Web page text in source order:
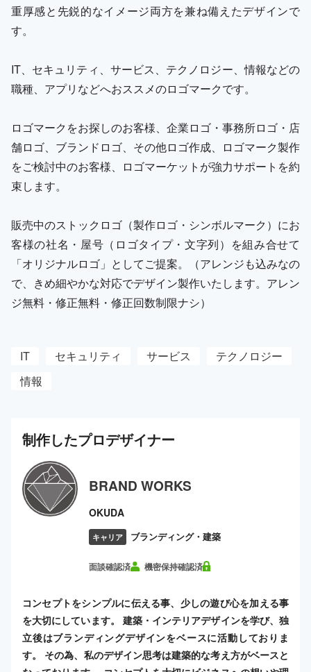
重厚感と先鋭的なイメージ両方を兼ね備えたデザインで
す。
IT、セキュリティ、サービス、テクノロジー、情報などの
職種、アプリなどへおススメのロゴマークです。
ロゴマークをお探しのお客様、企業ロゴ・事務所ロゴ・店
舗ロゴ、ブランドロゴ、その他ロゴ作成、ロゴマーク製作
をご検討中のお客様、ロゴマーケットが強力サポートを約
束します。
販売中のストックロゴ（製作ロゴ・シンボルマーク）にお
客様の社名・屋号（ロゴタイプ・文字列）を組み合せて
「オリジナルロゴ」としてご提案。（アレンジも込みなの
で、きめ細やかな対応でデザイン製作いたします。アレン
ジ無料・修正無料・修正回数制限ナシ）
IT セキュリティ サービス
テクノロジー
情報
制作したプロデザイナー
BRAND WORKS
OKUDA
キャリア ブランディング・建築
面談確認済 機密保持確認済
コンセプトをシンプルに伝える事、少しの遊び心を加える事
を大切にしています。 建築・インテリアデザインを学び、独
立後はブランディングデザインをベースに活動しておりま
す。 その為、私のデザイン思考は建築的な考え方がベースと